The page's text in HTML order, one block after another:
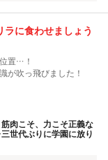
に食わせましょう
置…！
が吹っ飛びました！
肉こそ、力こそ正義な
世代ぶりに学園に放り